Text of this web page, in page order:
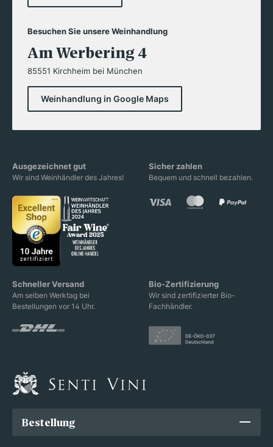
Besuchen Sie unsere Weinhandlung
Am Werbering 4
85551 Kirchheim bei München
Weinhandlung in Google Maps
Ausgezeichnet gut
Wir sind Weinhändler des Jahres!
Sicher zahlen
Bequem und schnell bezahlen.
Schneller Versand
Am selben Werktag bei
Bestellungen vor 14 Uhr.
Bio-Zertifizierung
Wir sind zertifizierter Bio-
Fachhändler.
Bestellung